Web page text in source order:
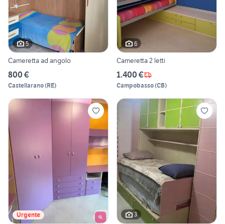
5
Cameretta ad angolo
800 €
Castellarano(RE)
6
Cameretta 2 letti
1.400 €
Campobasso(CB)
Urgente 3